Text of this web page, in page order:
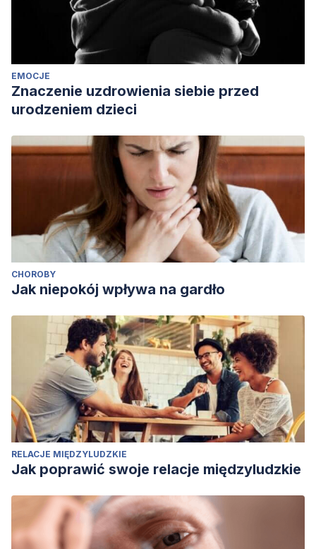
EMOCJE
Znaczenie uzdrowienia siebie przed
urodzeniem dzieci
CHOROBY
Jak niepokój wpływa na gardło
RELACJE MIĘDZYLUDZKIE
Jak poprawić swoje relacje międzyludzkie